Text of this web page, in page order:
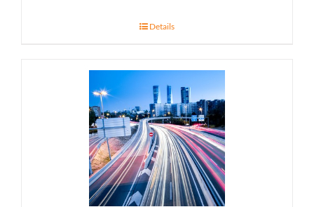
Details